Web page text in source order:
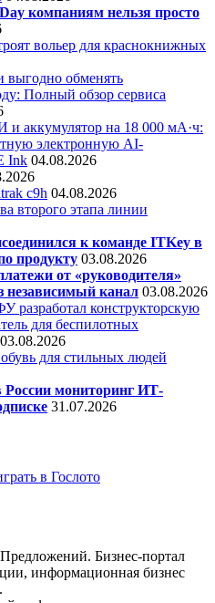
компаниям нельзя просто
вольер для краснокнижных
выгодно обменять
Полный обзор сервиса
и аккумулятор на 18 000 мА·ч:
электронную AI-
Ink 04.08.2026
c9h 04.08.2026
второго этапа линии
к команде ITKey в
продукту 03.08.2026
от «руководителя»
независимый канал 03.08.2026
разработал конструкторскую
для беспилотных
03.08.2026
для стильных людей
России мониторинг ИТ-
31.07.2026
в Гослото
Бизнес-портал
информационная бизнес